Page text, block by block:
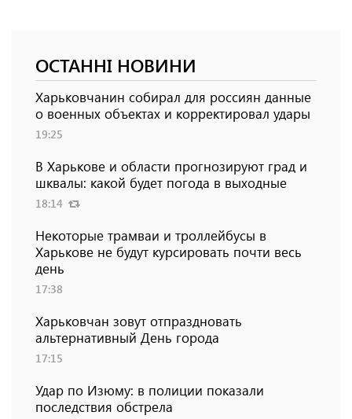
ОСТАННІ НОВИНИ
Харьковчанин собирал для россиян данные
о военных объектах и ​​корректировал удары
19:25
В Харькове и области прогнозируют град и
шквалы: какой будет погода в выходные
18:14
Некоторые трамваи и троллейбусы в
Харькове не будут курсировать почти весь
день
17:38
Харьковчан зовут отпраздновать
альтернативный День города
17:15
Удар по Изюму: в полиции показали
последствия обстрела